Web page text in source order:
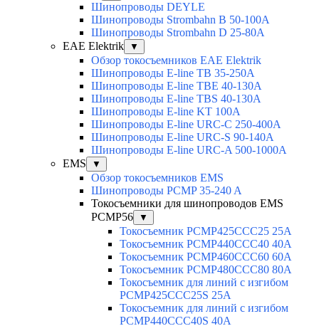
Шинопроводы DEYLE
Шинопроводы Strombahn B 50-100A
Шинопроводы Strombahn D 25-80A
EAE Elektrik
▼
Обзор токосъемников EAE Elektrik
Шинопроводы E-line TB 35-250A
Шинопроводы E-line TBE 40-130A
Шинопроводы E-line TBS 40-130A
Шинопроводы E-line KT 100A
Шинопроводы E-line URC-C 250-400A
Шинопроводы E-line URC-S 90-140A
Шинопроводы E-line URC-A 500-1000A
EMS
▼
Обзор токосъемников EMS
Шинопроводы PCMP 35-240 A
Токосъемники для шинопроводов EMS
PCMP56
▼
Токосъемник PCMP425CCC25 25А
Токосъемник PCMP440CCC40 40А
Токосъемник PCMP460CCC60 60А
Токосъемник PCMP480CCC80 80А
Токосъемник для линий с изгибом
PCMP425CCC25S 25А
Токосъемник для линий с изгибом
PCMP440CCC40S 40А